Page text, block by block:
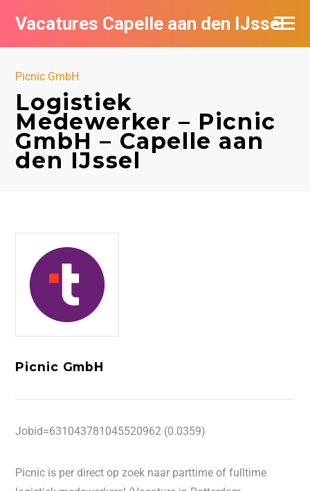
Vacatures Capelle aan den IJssel
Picnic GmbH
Logistiek
Medewerker – Picnic
GmbH – Capelle aan
den IJssel
Picnic GmbH
Jobid=631043781045520962 (0.0359)
Picnic is per direct op zoek naar parttime of fulltime